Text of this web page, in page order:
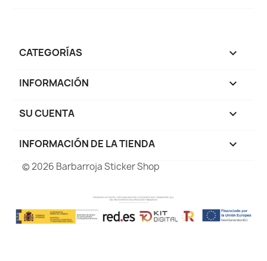
CATEGORÍAS 
INFORMACIÓN 
SU CUENTA 
INFORMACIÓN DE LA TIENDA keyboard_arrow_down
© 2026 Barbarroja Sticker Shop